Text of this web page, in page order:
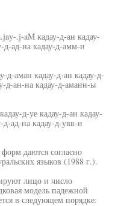
.j-aM кадау-д-ан кадау-
д-ад-на кадау-д-амм-и
д-аман кадау-д-ан кадау-д-
д-ан-на кадау-д-аманн-ы
д-уе кадау-д-ан кадау-
д-ад-на кадау-д-увв-и
даются согласно
языков (1988 г.).
лицо и число
модель падежной
в следующем порядке: